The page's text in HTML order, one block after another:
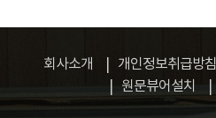
회사소개 개인정보취급방침
원문뷰어설치